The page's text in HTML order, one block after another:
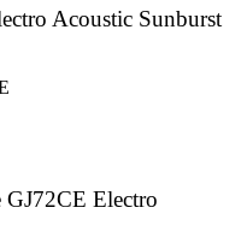
Acoustic Sunburst
Electro